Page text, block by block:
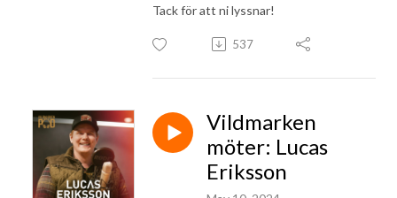
Tack för att ni lyssnar!
537
Vildmarken
möter: Lucas
Eriksson